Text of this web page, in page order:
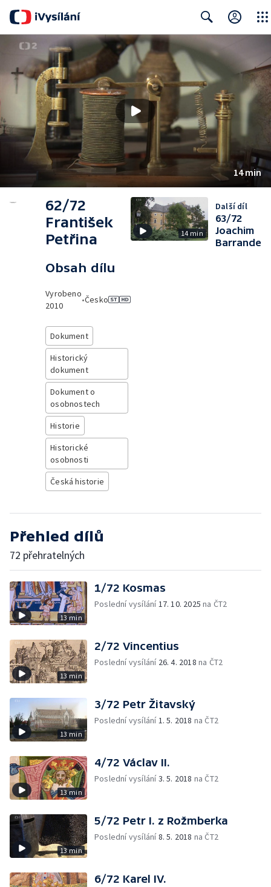
Search
14 min
62/72
František
Petřina
Obsah dílu
Vyrobeno
2010
•Česko
Dokument
Historický
dokument
Dokument o
osobnostech
Historie
Historické
osobnosti
Česká historie
14 min
Další díl
63/72
Joachim
Barrande
Přehled dílů
72 přehratelných
13 min
1/72 Kosmas
Poslední vysílání17. 10. 2025 na ČT2
13 min
2/72 Vincentius
Poslední vysílání 26. 4. 2018 na ČT2
13 min
3/72 Petr Žitavský
Poslední vysílání1. 5. 2018 na ČT2
13 min
4/72 Václav II.
Poslední vysílání3. 5. 2018 na ČT2
13 min
5/72 Petr I. z Rožmberka
Poslední vysílání8. 5. 2018 na ČT2
6/72 Karel IV.